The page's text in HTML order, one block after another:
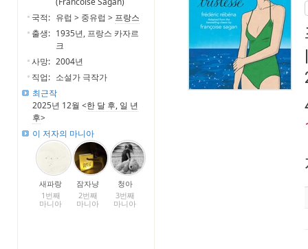
국적: 유럽 > 중유럽 > 프랑스
출생: 1935년, 프랑스 카자르
크
사망: 2004년
직업: 소설가 극작가
최근작
2025년 12월 <한 달 후, 일 년
후>
이 저자의 마니아
새파랑
1번째
마니아
잠자냥
2번째
마니아
청아
3번째
마니아